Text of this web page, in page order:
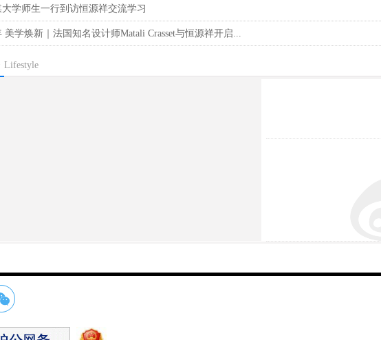
学师生一行到访恒源祥交流学习
美学焕新｜法国知名设计师Matali Crasset与恒源祥开启...
Lifestyle